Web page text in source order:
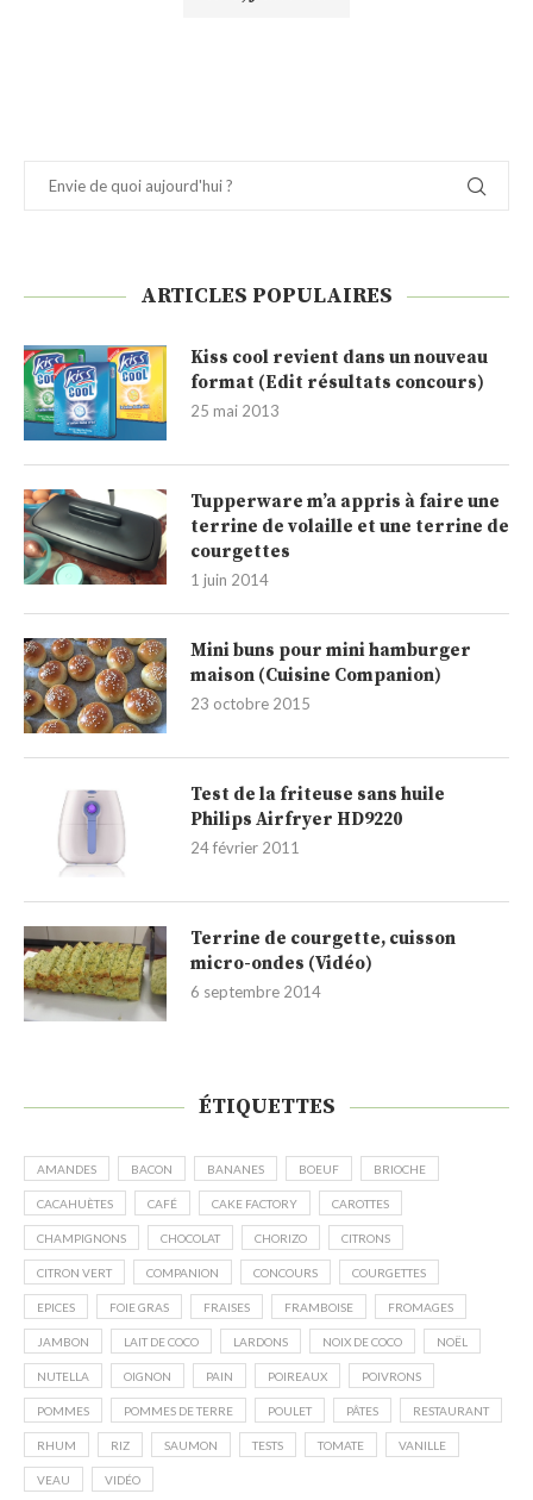
ARTICLES POPULAIRES
Kiss cool revient dans un nouveau
format (Edit résultats concours)
25 mai 2013
Tupperware m’a appris à faire une
terrine de volaille et une terrine de
courgettes
1 juin 2014
Mini buns pour mini hamburger
maison (Cuisine Companion)
23 octobre 2015
Test de la friteuse sans huile
Philips Airfryer HD9220
24 février 2011
Terrine de courgette, cuisson
micro-ondes (Vidéo)
6 septembre 2014
ÉTIQUETTES
AMANDES BACON BANANES BOEUF BRIOCHE
CACAHUÈTES CAFÉ CAKE FACTORY CAROTTES
CHAMPIGNONS CHOCOLAT CHORIZO CITRONS
CITRON VERT COMPANION CONCOURS COURGETTES
EPICES FOIE GRAS FRAISES FRAMBOISE FROMAGES
JAMBON LAIT DE COCO LARDONS NOIX DE COCO NOËL
NUTELLA OIGNON PAIN POIREAUX POIVRONS
POMMES POMMES DE TERRE POULET PÂTES RESTAURANT
RHUM RIZ SAUMON TESTS TOMATE VANILLE
VEAU VIDÉO